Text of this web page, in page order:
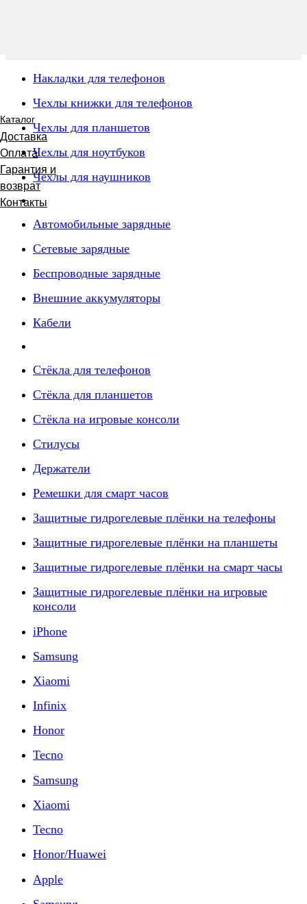
Каталог
Доставка
Оплата
Гарантия и
возврат
Контакты
Накладки для телефонов
Чехлы книжки для телефонов
Чехлы для планшетов
Чехлы для ноутбуков
Чехлы для наушников
Автомобильные зарядные
Сетевые зарядные
Беспроводные зарядные
Внешние аккумуляторы
Кабели
Стёкла для телефонов
Стёкла для планшетов
Стёкла на игровые консоли
Стилусы
Держатели
Ремешки для смарт часов
Защитные гидрогелевые плёнки на телефоны
Защитные гидрогелевые плёнки на планшеты
Защитные гидрогелевые плёнки на смарт часы
Защитные гидрогелевые плёнки на игровые
консоли
iPhone
Samsung
Xiaomi
Infinix
Honor
Tecno
Samsung
Xiaomi
Tecno
Honor/Huawei
Apple